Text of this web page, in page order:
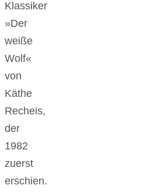
Klassiker
»Der
weiße
Wolf«
von
Käthe
Recheis,
der
1982
zuerst
erschien.